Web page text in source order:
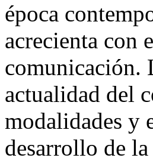
época
acrecienta con
comunicación.
actualidad del
modalidades y
desarrollo de